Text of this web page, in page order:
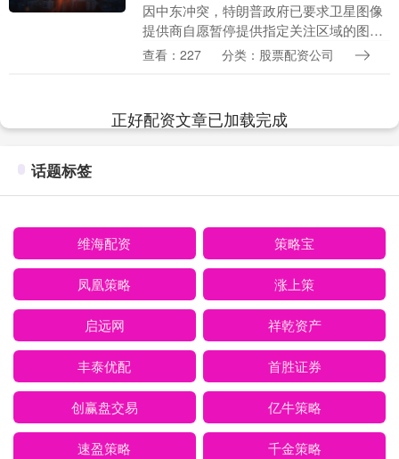
因中东冲突，特朗普政府已要求卫星图像
提供商自愿暂停提供指定关注区域的图
像，此举促使Planet Labs PBC对中东地区
查看：227 分类：股票配资公司
正好配资文章已加载完成
话题标签
维海配资 策略宝
凤凰策略 涨上策
启远网 祥乾资产
丰泰优配 首胜证券
创赢盘交易 亿牛策略
速盈策略 千金策略